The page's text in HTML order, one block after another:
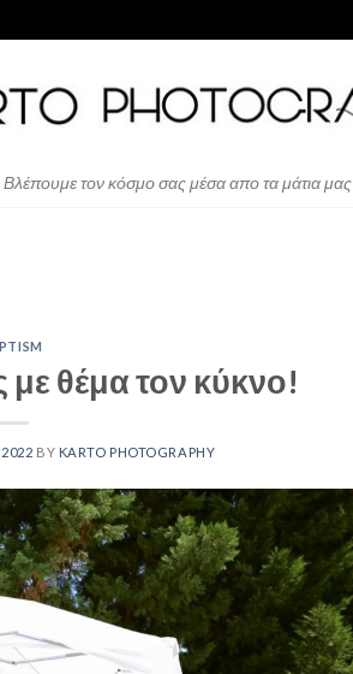
Βλέπουμε τον κόσμο σας μέσα απο τα μάτια μας
θέμα τον κύκνο!
BY KARTO PHOTOGRAPHY